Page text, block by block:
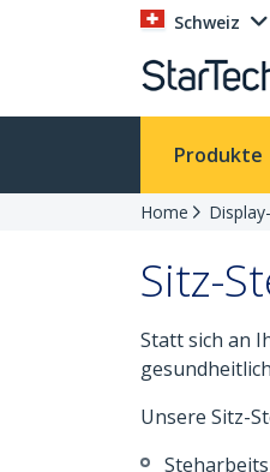
Schweiz
Produkte
Home
Sitz-
Statt sich an
Unsere Sitz-